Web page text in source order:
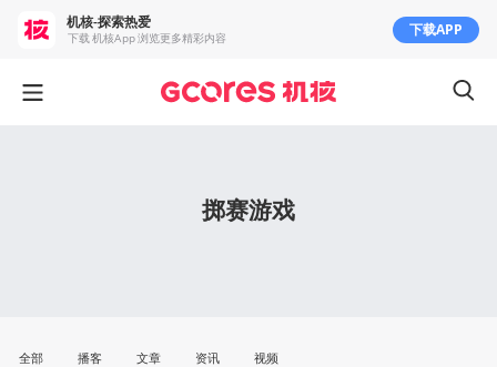
掷赛游戏
全部 播客 文章 资讯 视频
机核-探索热爱
下载 机核App 浏览更多精彩内容 下载APP